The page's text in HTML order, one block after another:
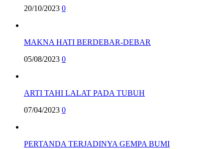
20/10/2023 0
MAKNA HATI BERDEBAR-DEBAR
05/08/2023 0
ARTI TAHI LALAT PADA TUBUH
07/04/2023 0
PERTANDA TERJADINYA GEMPA BUMI